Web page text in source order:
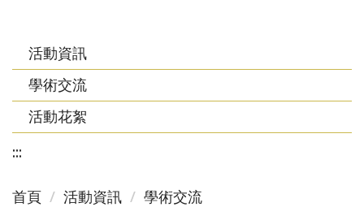
活動資訊
學術交流
活動花絮
:::
首頁 活動資訊 學術交流